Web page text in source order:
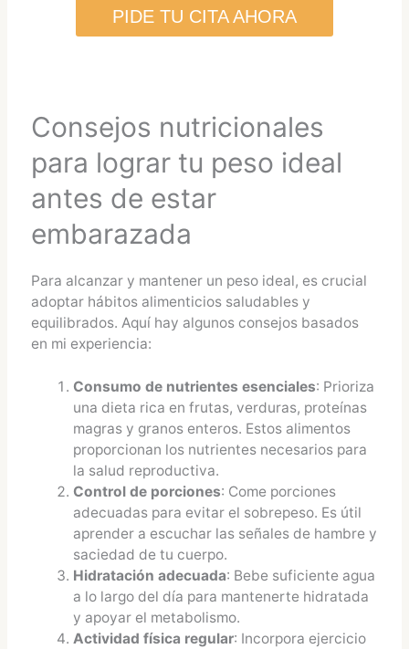
PIDE TU CITA AHORA
Consejos nutricionales
para lograr tu peso ideal
antes de estar
embarazada
Para alcanzar y mantener un peso ideal, es crucial
adoptar hábitos alimenticios saludables y
equilibrados. Aquí hay algunos consejos basados
en mi experiencia:
Consumo de nutrientes esenciales: Prioriza
una dieta rica en frutas, verduras, proteínas
magras y granos enteros. Estos alimentos
proporcionan los nutrientes necesarios para
la salud reproductiva.
Control de porciones: Come porciones
adecuadas para evitar el sobrepeso. Es útil
aprender a escuchar las señales de hambre y
saciedad de tu cuerpo.
Hidratación adecuada: Bebe suficiente agua
a lo largo del día para mantenerte hidratada
y apoyar el metabolismo.
Actividad física regular: Incorpora ejercicio